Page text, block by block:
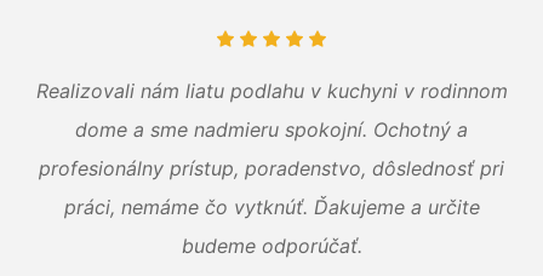
Realizovali nám liatu podlahu v kuchyni v rodinnom
dome a sme nadmieru spokojní. Ochotný a
profesionálny prístup, poradenstvo, dôslednosť pri
práci, nemáme čo vytknúť. Ďakujeme a určite
budeme odporúčať.